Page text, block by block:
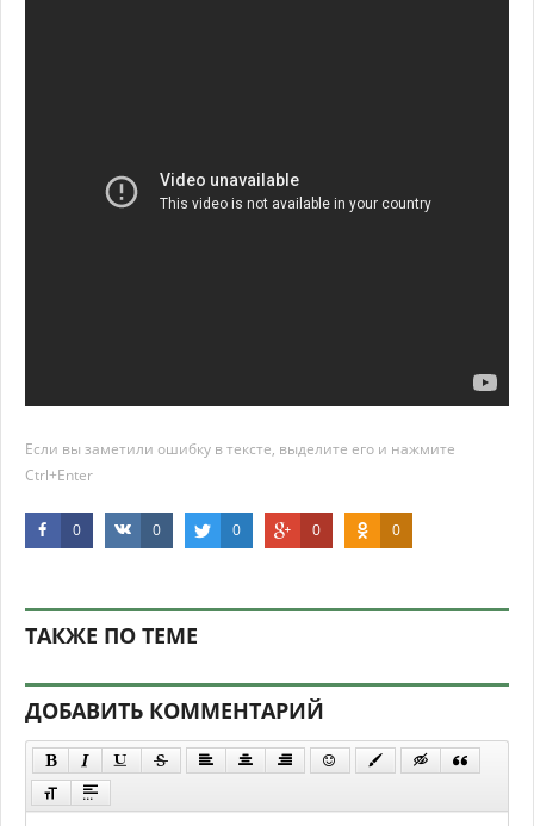
Если вы заметили ошибку в тексте, выделите его и нажмите
Ctrl+Enter
0 0 0 0 0
ТАКЖЕ ПО ТЕМЕ
ДОБАВИТЬ КОММЕНТАРИЙ